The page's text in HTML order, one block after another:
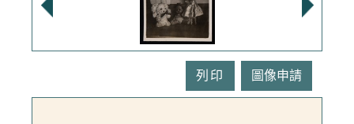
列印